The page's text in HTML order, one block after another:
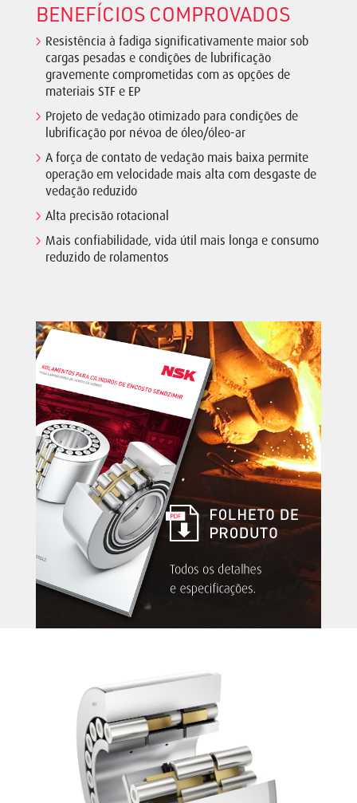
BENEFÍCIOS COMPROVADOS
Resistência à fadiga significativamente maior sob
cargas pesadas e condições de lubrificação
gravemente comprometidas com as opções de
materiais STF e EP
Projeto de vedação otimizado para condições de
lubrificação por névoa de óleo/óleo-ar
A força de contato de vedação mais baixa permite
operação em velocidade mais alta com desgaste de
vedação reduzido
Alta precisão rotacional
Mais confiabilidade, vida útil mais longa e consumo
reduzido de rolamentos